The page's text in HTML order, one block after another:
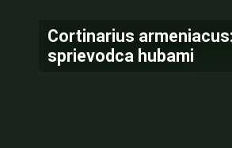
Cortinarius
sprievodca hubami